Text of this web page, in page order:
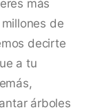
más
de
decirte
a tu
árboles